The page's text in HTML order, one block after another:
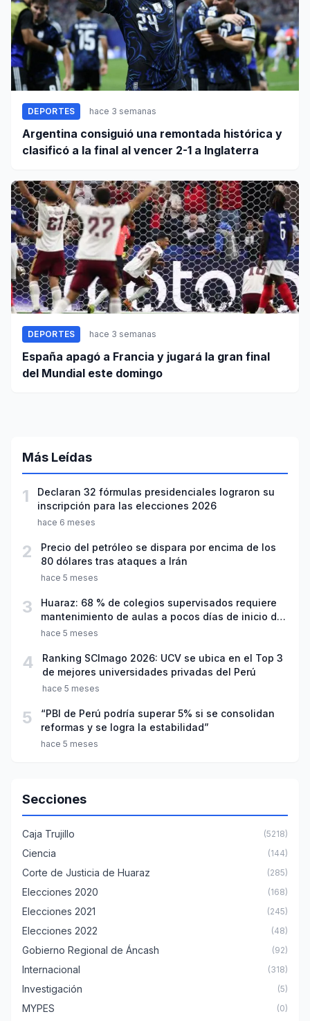
DEPORTES hace 3 semanas
Argentina consiguió una remontada histórica y
clasificó a la final al vencer 2-1 a Inglaterra
DEPORTES hace 3 semanas
España apagó a Francia y jugará la gran final
del Mundial este domingo
Más Leídas
1
Declaran 32 fórmulas presidenciales lograron su
inscripción para las elecciones 2026
hace 6 meses
2
Precio del petróleo se dispara por encima de los
80 dólares tras ataques a Irán
hace 5 meses
3
Huaraz: 68 % de colegios supervisados requiere
mantenimiento de aulas a pocos días de inicio del
año escolar 2026
hace 5 meses
4
Ranking SCImago 2026: UCV se ubica en el Top 3
de mejores universidades privadas del Perú
hace 5 meses
5
“PBI de Perú podría superar 5% si se consolidan
reformas y se logra la estabilidad”
hace 5 meses
Secciones
Caja Trujillo (5218)
Ciencia (144)
Corte de Justicia de Huaraz (285)
Elecciones 2020 (168)
Elecciones 2021 (245)
Elecciones 2022 (48)
Gobierno Regional de Áncash (92)
Internacional (318)
Investigación (5)
MYPES (0)